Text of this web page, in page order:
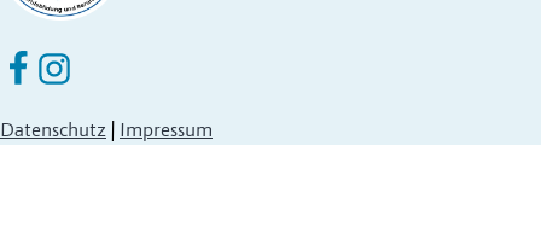
Eschen Nendeln auf Facebook
Eschen Nendeln auf Instagram
Datenschutz | Impressum